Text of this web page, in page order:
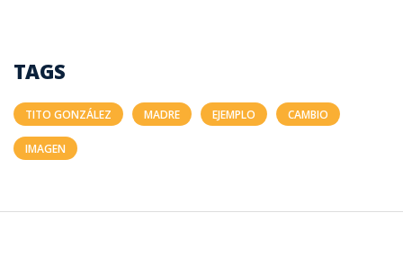
TAGS
TITO GONZÁLEZ MADRE EJEMPLO CAMBIO
IMAGEN